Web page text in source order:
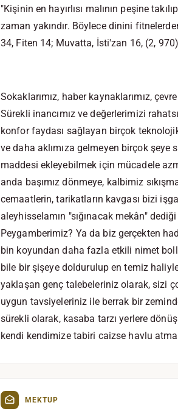
"Kişinin en hayırlısı malının peşine
zaman yakındır. Böylece dinini
34, Fiten 14; Muvatta, İsti'zan 16, (2,
Sokaklarımız, haber kaynaklarımız,
Sürekli inancımız ve değerlerimizi
konfor faydası sağlayan birçok
ve daha aklımıza gelmeyen birçok
maddesi ekleyebilmek için mücadele
anda başımız dönmeye, kalbimiz
cemaatlerin, tarikatların kavgası bizi
aleyhisselamın "sığınacak mekân"
Peygamberimiz? Ya da biz gerçekten
bin koyundan daha fazla etkili nimet
bile bir şişeye doldurulup en temiz
yaklaşan genç talebeleriniz olarak, sizi
uygun tavsiyeleriniz ile berrak bir
sürekli olarak, kasaba tarzı yerlere
kendi kendimize tabiri caizse havlu
MEKTUP